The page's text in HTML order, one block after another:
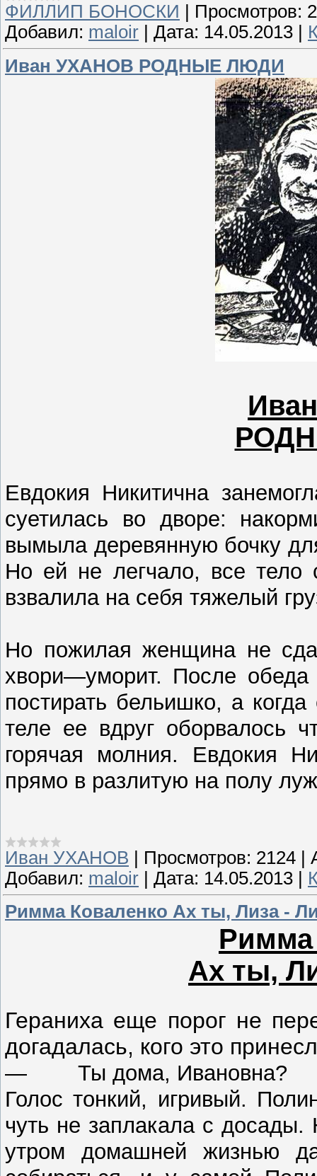
ФИЛЛИП БОНОСКИ Просмотров:
Добавил: maloir Дата: 14.05.2013
Иван УХАНОВ РОДНЫЕ ЛЮДИ
Евдокия Никитична
суетилась во дворе:
вымыла деревянную бочку
Но ей не легчало, все тело
взвалила на себя тяжелый
Но пожилая женщина не
хвори—уморит. После
постирать бельишко, а
теле ее вдруг оборвалось
горячая молния. Евдокия
прямо в разлитую на полу
Иван УХАНОВ | Просмотров: 2124 |
Добавил: maloir | Дата: 14.05.2013 |
Римма Коваленко Ах ты, Лиза -
Римма
Ах ты,
Гераниха еще порог не
догадалась, кого это
— Ты дома, Ивановна?
Голос тонкий, игривый.
чуть не заплакала с досады.
утром домашней жизнью